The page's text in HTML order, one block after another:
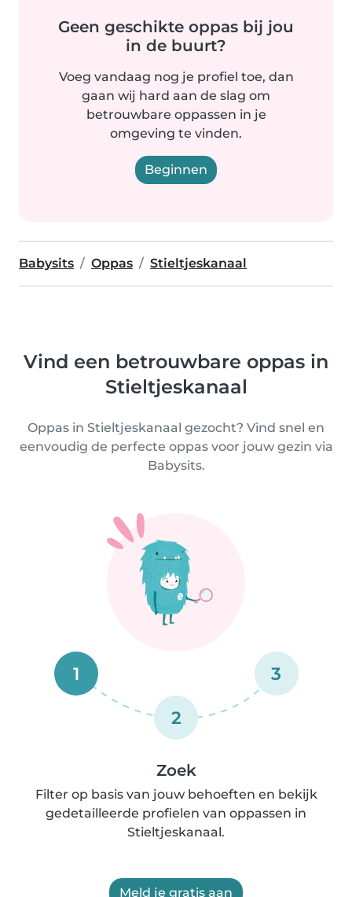
Geen geschikte oppas bij jou
in de buurt?
Voeg vandaag nog je profiel toe, dan
gaan wij hard aan de slag om
betrouwbare oppassen in je
omgeving te vinden.
Beginnen
Babysits Oppas Stieltjeskanaal
Vind een betrouwbare oppas in
Stieltjeskanaal
Oppas in Stieltjeskanaal gezocht? Vind snel en
eenvoudig de perfecte oppas voor jouw gezin via
Babysits.
1
2
3
Zoek
Filter op basis van jouw behoeften en bekijk
gedetailleerde profielen van oppassen in
Stieltjeskanaal.
Meld je gratis aan